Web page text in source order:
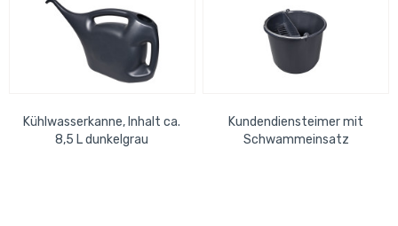
Kühlwasserkanne, Inhalt ca.
8,5 L dunkelgrau
Kundendiensteimer mit
Schwammeinsatz